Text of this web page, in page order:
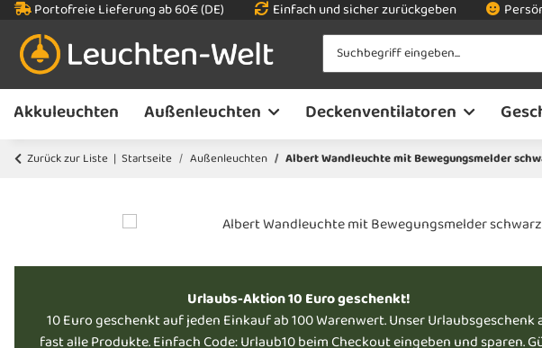
Portofreie Lieferung ab 60€ (DE) Einfach und sicher zurückgeben
Akkuleuchten Außenleuchten Deckenventilatoren
Zurück zur Liste Startseite Außenleuchten Albert Wandleuchte mit Bewegungsmelder
Urlaubs-Aktion 10 Euro geschenkt!
10 Euro geschenkt auf jeden Einkauf ab 100 Warenwert. Unser Urlaubsgeschenk
fast alle Produkte. Einfach Code: Urlaub10 beim Checkout eingeben und sparen.